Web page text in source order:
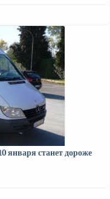
января станет дороже